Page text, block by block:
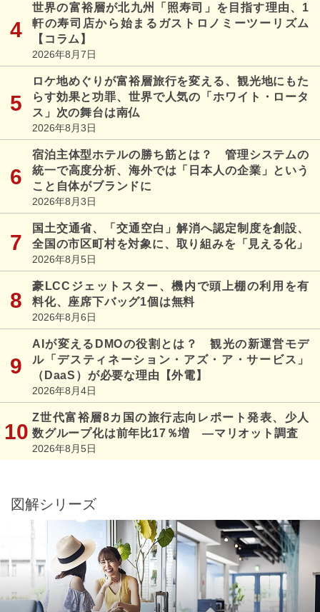
世界の富裕層が北九州「照寿司」を目指す理由、1
軒の寿司店から始まるガストロノミーツーリズム
【コラム】
2026年8月7日
ロケ地めぐりが富裕層旅行を変える、観光地にもた
らす効果と功罪、世界で人気の「ホワイト・ロータ
ス」次の舞台は南仏
2026年8月3日
宿泊主体型ホテルの勝ち筋とは？ 管理システムの
統一で高度分析、海外では「日本人の企業」という
こと自体がブランドに
2026年8月3日
国土交通省、「交通空白」解消へ認定制度を創設、
全国の市区町村を対象に、取り組みを「見える化」
2026年8月5日
豪LCCジェットスター、機内で頭上棚の利用を有
料化、座席下バッグ1個は無料
2026年8月6日
AIが変えるDMOの役割とは？ 観光の新運営モデ
ル「デスティネーション・アズ・ア・サービス」
（DaaS）が必要な理由【外電】
2026年8月4日
Z世代富裕層8カ国の旅行志向レポート発表、少人
数グループ化は前年比17％増 ―マリオット調査
2026年8月5日
図解シリーズ